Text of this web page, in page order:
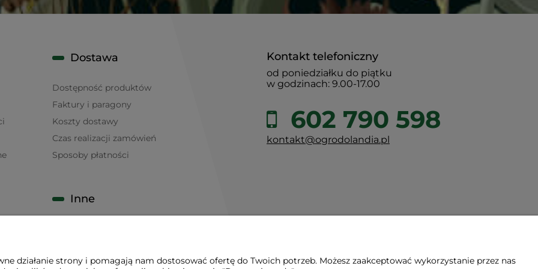
Kontakt telefoniczny
od poniedziałku do piątku
w godzinach: 9.00-17.00
602 790 598
kontakt@ogrodolandia.pl
Dostawa
Dostępność produktów
Faktury i paragony
Koszty dostawy
Czas realizacji zamówień
Sposoby płatności
Inne
Formularz wyceny maty
działanie strony i pomagają nam dostosować ofertę do Twoich potrzeb. Możesz zaakceptować wykorzystanie przez nas